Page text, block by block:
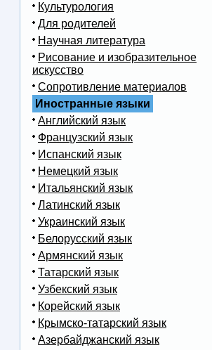
Культурология
Для родителей
Научная литература
Рисование и изобразительное
искусство
Сопротивление материалов
Иностранные языки
Английский язык
Французский язык
Испанский язык
Немецкий язык
Итальянский язык
Латинский язык
Украинский язык
Белорусский язык
Армянский язык
Татарский язык
Узбекский язык
Корейский язык
Крымско-татарский язык
Азербайджанский язык